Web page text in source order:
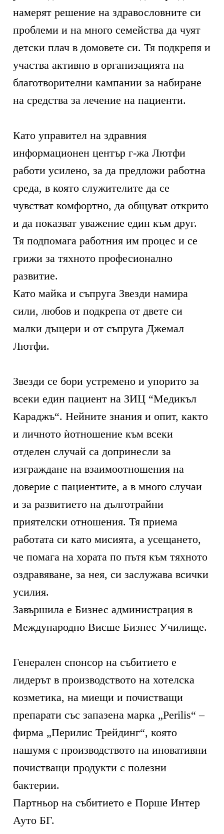
намерят решение на здравословните си
проблеми и на много семейства да чуят
детски плач в домовете си. Тя подкрепя и
участва активно в организацията на
благотворителни кампании за набиране
на средства за лечение на пациенти.
Като управител на здравния
информационен център г-жа Лютфи
работи усилено, за да предложи работна
среда, в която служителите да се
чувстват комфортно, да общуват открито
и да показват уважение един към друг.
Тя подпомага работния им процес и се
грижи за тяхното професионално
развитие.
Като майка и съпруга Звезди намира
сили, любов и подкрепа от двете си
малки дъщери и от съпруга Джемал
Лютфи.
Звезди се бори устремено и упорито за
всеки един пациент на ЗИЦ “Медикъл
Караджъ“. Нейните знания и опит, както
и личното ѝотношение към всеки
отделен случай са допринесли за
изграждане на взаимоотношения на
доверие с пациентите, а в много случаи
и за развитието на дълготрайни
приятелски отношения. Тя приема
работата си като мисията, а усещането,
че помага на хората по пътя към тяхното
оздравяване, за нея, си заслужава всички
усилия.
Завършила е Бизнес администрация в
Международно Висше Бизнес Училище.
Генерален спонсор на събитието е
лидерът в производството на хотелска
козметика, на миещи и почистващи
препарати със запазена марка „Perilis“ –
фирма „Перилис Трейдинг“, която
нашумя с производството на иновативни
почистващи продукти с полезни
бактерии.
Партньор на събитието е Порше Интер
Ауто БГ.